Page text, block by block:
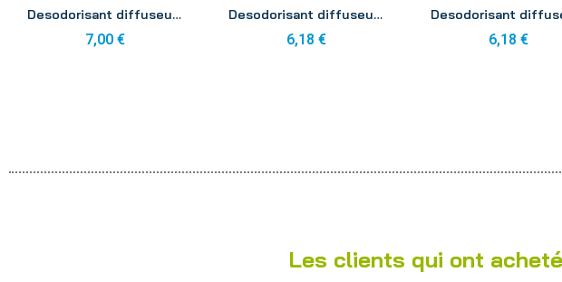
Desodorisant diffuseur oud aerosol 250ml
7,00 €
Desodorisant diffuseur sonara aerosol 250ml
6,18 € 6,18 €
Les clients qui ont